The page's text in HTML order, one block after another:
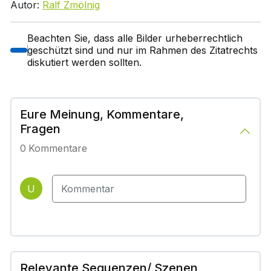
Autor: Ralf Zmölnig
Beachten Sie, dass alle Bilder urheberrechtlich
geschützt sind und nur im Rahmen des Zitatrechts
diskutiert werden sollten.
Eure Meinung, Kommentare,
Fragen
0 Kommentare
U
Relevante Sequenzen/ Szenen